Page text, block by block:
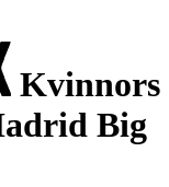
Kvinnors
Big